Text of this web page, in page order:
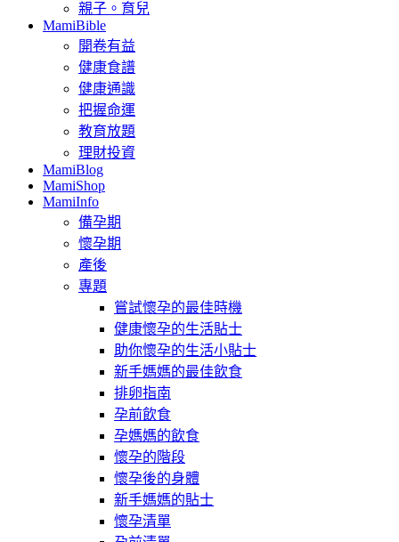
親子。育兒
MamiBible
開卷有益
健康食譜
健康通識
把握命運
教育放題
理財投資
MamiBlog
MamiShop
MamiInfo
備孕期
懷孕期
產後
專題
嘗試懷孕的最佳時機
健康懷孕的生活貼士
助你懷孕的生活小貼士
新手媽媽的最佳飲食
排卵指南
孕前飲食
孕媽媽的飲食
懷孕的階段
懷孕後的身體
新手媽媽的貼士
懷孕清單